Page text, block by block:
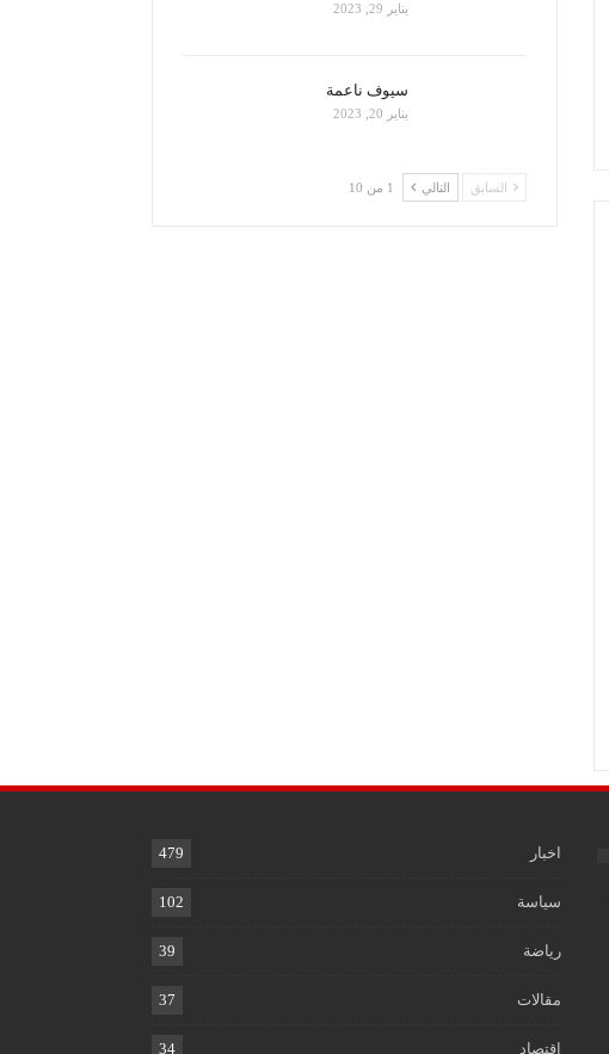
يناير 29, 2023
سيوف ناعمة
يناير 20, 2023
السابق التالي 1 من 10
اخبار 479
سياسة 102
رياضة 39
مقالات 37
اقتصاد 34